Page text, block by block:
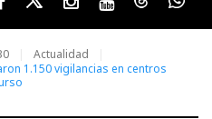
FacebookTwitterInstagram
YoutubeThreads
Actualidad
1.150 vigilancias en centros